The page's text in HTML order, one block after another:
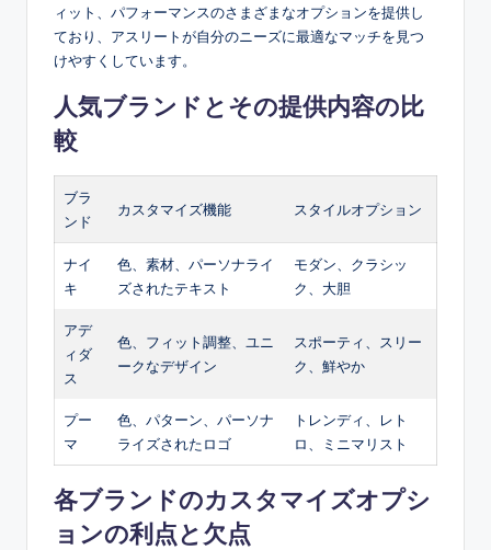
ィット、パフォーマンスのさまざまなオプションを提供し
ており、アスリートが自分のニーズに最適なマッチを見つ
けやすくしています。
人気ブランドとその提供内容の比
較
ブラ
ンド
カスタマイズ機能 スタイルオプション
ナイ
キ
色、素材、パーソナライ
ズされたテキスト
モダン、クラシッ
ク、大胆
アデ
ィダ
ス
色、フィット調整、ユニ
ークなデザイン
スポーティ、スリー
ク、鮮やか
プー
マ
色、パターン、パーソナ
ライズされたロゴ
トレンディ、レト
ロ、ミニマリスト
各ブランドのカスタマイズオプシ
ョンの利点と欠点